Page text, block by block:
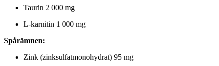
Taurin 2 000 mg
L-karnitin 1 000 mg
Spårämnen:
Zink (zinksulfatmonohydrat) 95 mg